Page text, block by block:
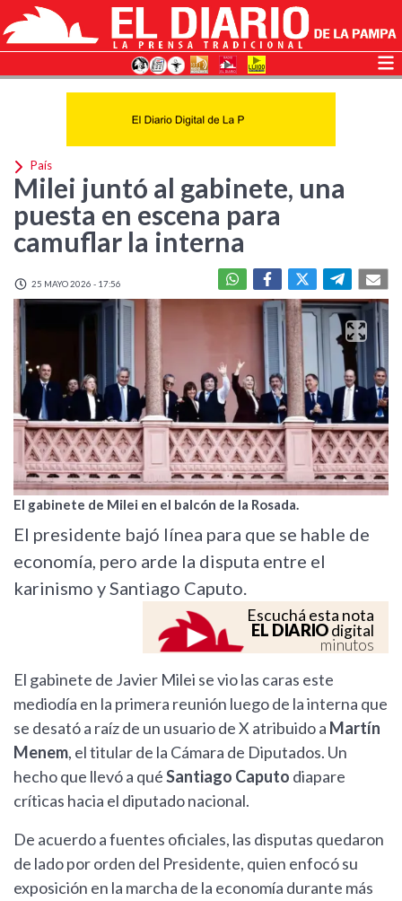
País
Milei juntó al gabinete, una
puesta en escena para
camuflar la interna
25 MAYO 2026 - 17:56
El gabinete de Milei en el balcón de la Rosada.
El presidente bajó línea para que se hable de
economía, pero arde la disputa entre el
karinismo y Santiago Caputo.
Escuchá esta nota
EL DIARIOdigital
minutos
El gabinete de Javier Milei se vio las caras este
mediodía en la primera reunión luego de la interna que
se desató a raíz de un usuario de X atribuido a Martín
Menem, el titular de la Cámara de Diputados. Un
hecho que llevó a quéSantiago Caputo diapare
críticas hacia el diputado nacional.
De acuerdo a fuentes oficiales, las disputas quedaron
de lado por orden del Presidente, quien enfocó su
exposición en la marcha de la economía durante más